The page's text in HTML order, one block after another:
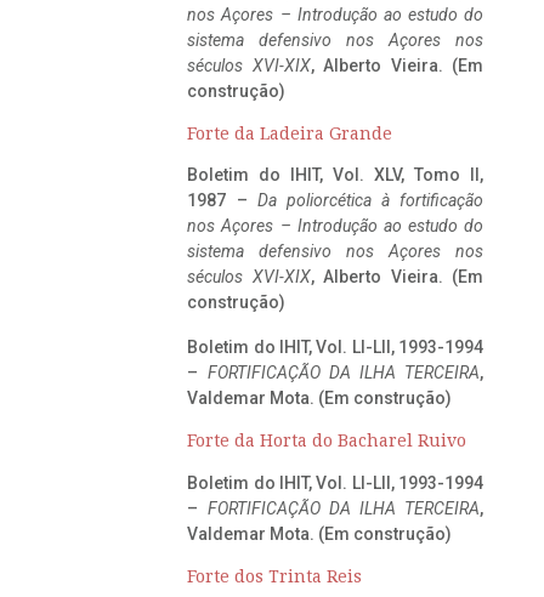
nos Açores – Introdução ao estudo do
sistema defensivo nos Açores nos
séculos XVI-XIX, Alberto Vieira. (Em
construção)
Forte da Ladeira Grande
Boletim do IHIT, Vol. XLV, Tomo II,
1987 – Da poliorcética à fortificação
nos Açores – Introdução ao estudo do
sistema defensivo nos Açores nos
séculos XVI-XIX, Alberto Vieira. (Em
construção)
Boletim do IHIT, Vol. LI-LII, 1993-1994
– FORTIFICAÇÃO DA ILHA TERCEIRA,
Valdemar Mota. (Em construção)
Forte da Horta do Bacharel Ruivo
Boletim do IHIT, Vol. LI-LII, 1993-1994
– FORTIFICAÇÃO DA ILHA TERCEIRA,
Valdemar Mota. (Em construção)
Forte dos Trinta Reis